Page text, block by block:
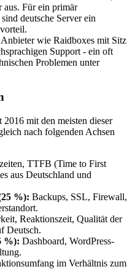
aus. Für ein primär
deutsche Server ein
Anbieter wie Raidboxes mit Sitz
Support - ein oft
Problemen unter
mit den meisten dieser
nach folgenden Achsen
TTFB (Time to First
aus Deutschland und
%): Backups, SSL, Firewall,
Reaktionszeit, Qualität der
Deutsch.
%): Dashboard, WordPress-
im Verhältnis zum